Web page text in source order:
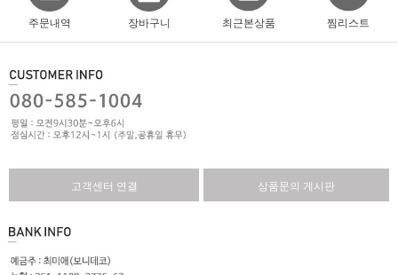
주문내역 장바구니 최근본상품 찜리스트
고객센터 연결 상품문의 게시판